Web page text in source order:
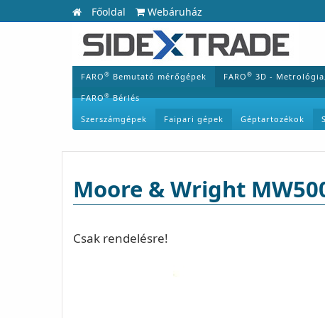
Főoldal Webáruház
FARO® Bemutató mérőgépek FARO® 3D -
FARO®Bérlés
Szerszámgépek
Faipari gépek Géptartozékok
Moore & Wright
Csak rendelésre!